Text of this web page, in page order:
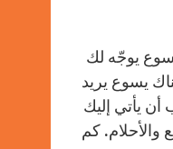
يوجّه لك
يسوع يريد
أن يأتي إليك
كم